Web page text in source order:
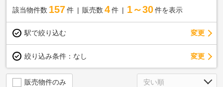
該当物件数 157件 販売数 4 件 1～30 件を表示
駅で絞り込む 変更
絞り込み条件： なし 変更
販売物件のみ